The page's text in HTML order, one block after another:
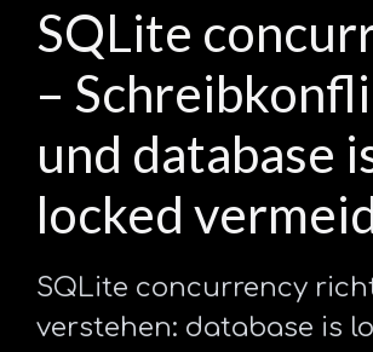
SQLite
–
und database
locked
SQLite concurrency
verstehen: database is